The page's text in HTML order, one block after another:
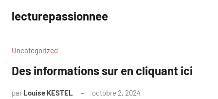
contenu
lecturepassionnee
Uncategorized
Des informations sur en cliquant ici
par Louise KESTEL octobre 2, 2024